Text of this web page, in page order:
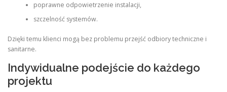
poprawne odpowietrzenie instalacji,
szczelność systemów.
Dzięki temu klienci mogą bez problemu przejść odbiory techniczne i
sanitarne.
Indywidualne podejście do każdego
projektu